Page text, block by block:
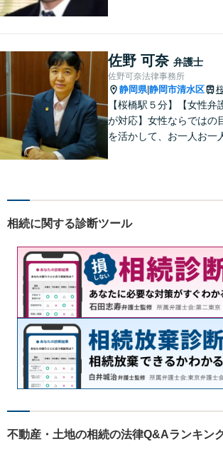
人・法人問わず誠実に対
たします。
佐野 可奈 弁護士
佐野可奈法律事務所
静岡県|静岡市清水区
【桜橋駅５分】【女性弁
が対応】女性ならではの
を活かして、お一人お一
っくり聞かせていただき
らサポートいたします。
相続に関する診断ツール
不動産・土地の相続の法律Q&Aランキン